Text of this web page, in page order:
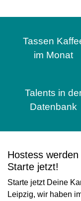
Tassen
im Monat
Talents in
Datenbank
Hostess werden
Starte jetzt!
Starte jetzt Deine
Leipzig, wir haben